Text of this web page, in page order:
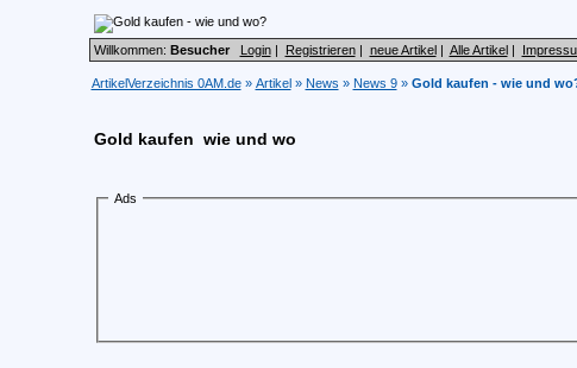
Willkommen: Besucher Login| Registrieren| neue Artikel| Alle Artikel|
ArtikelVerzeichnis 0AM.de» Artikel» News » News 9» Gold kaufen - wie und
Gold kaufen  wie und wo
Ads